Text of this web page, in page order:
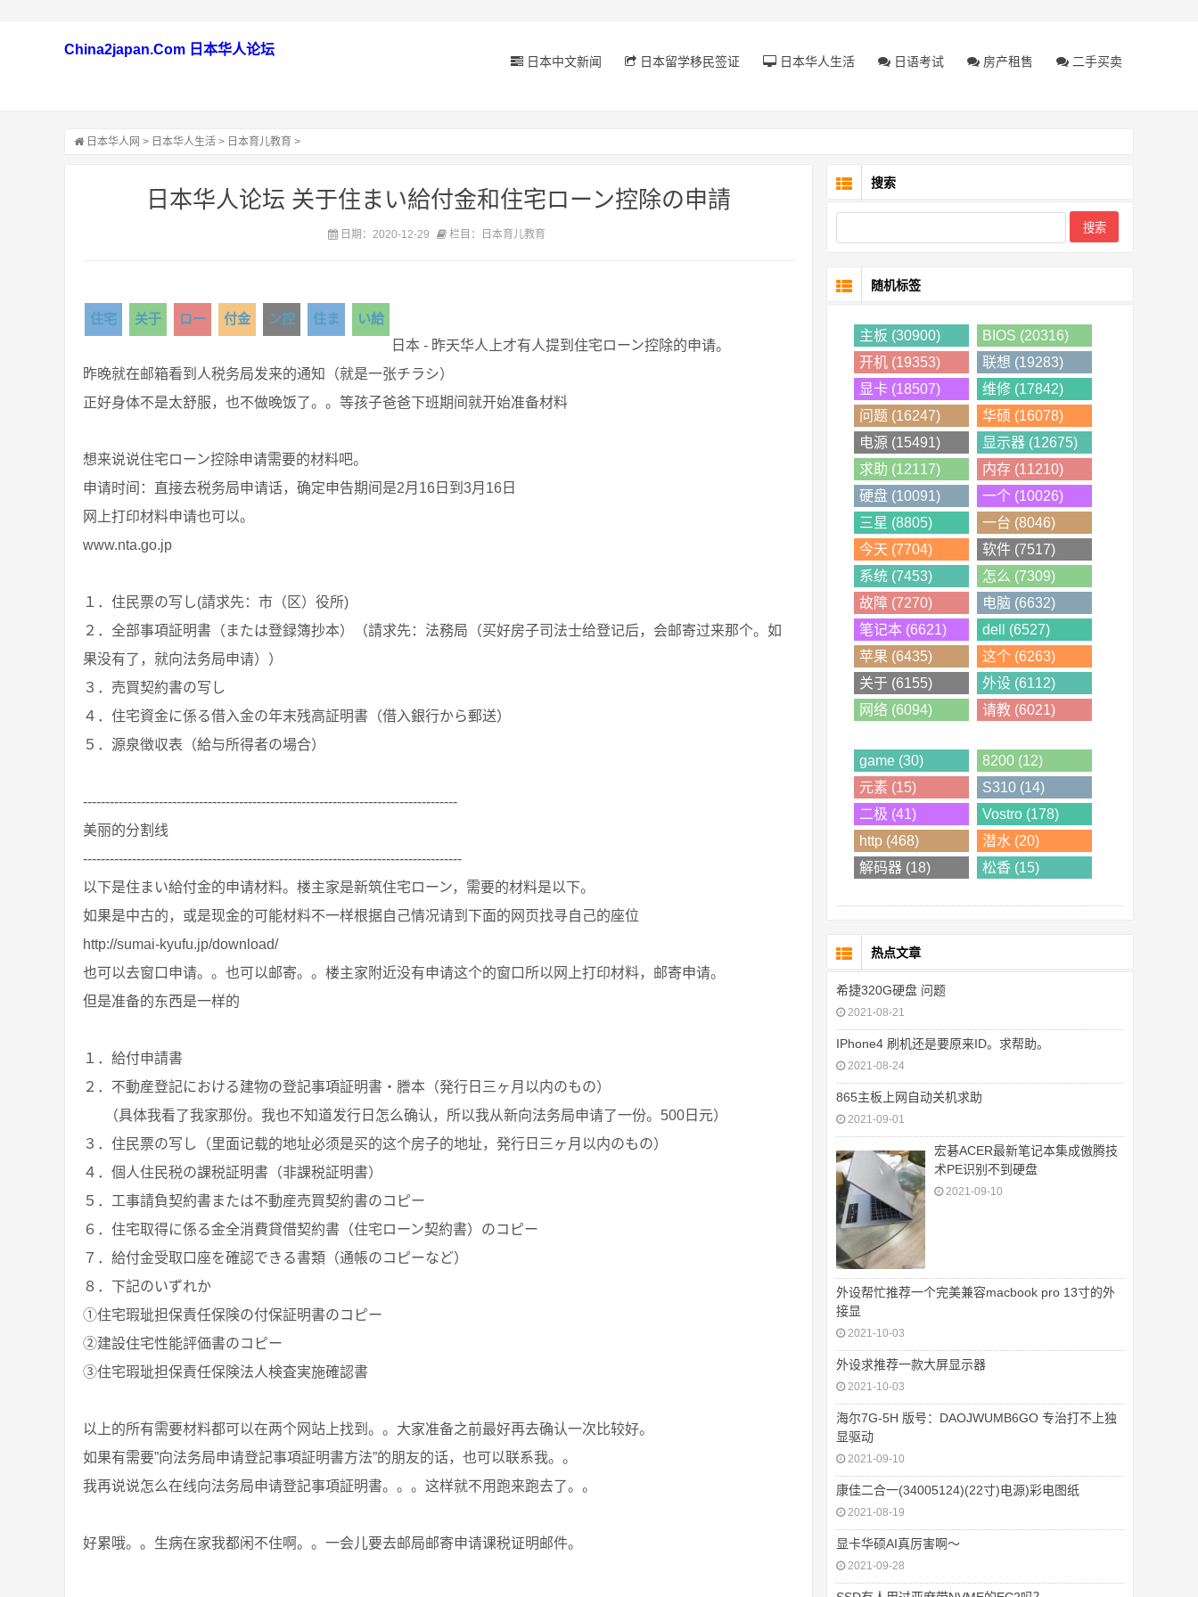
China2japan.Com 日本华人论坛
日本中文新闻 日本留学移民签证 日本华人生活 日语考试 房产租售 二手买卖
日本华人网 > 日本华人生活 > 日本育儿教育 >
日本华人论坛 关于住まい給付金和住宅ローン控除の申請
日期：2020-12-29 栏目：日本育儿教育
住宅 关于 ロー 付金 ン控 住ま
い給
日本 - 昨天华人上才有人提到住宅ローン控除的申请。
昨晚就在邮箱看到人税务局发来的通知（就是一张チラシ）
正好身体不是太舒服，也不做晚饭了。。等孩子爸爸下班期间就开始准备材料
想来说说住宅ローン控除申请需要的材料吧。
申请时间：直接去税务局申请话，确定申告期间是2月16日到3月16日
网上打印材料申请也可以。
www.nta.go.jp
１．住民票の写し(請求先：市（区）役所)
２．全部事項証明書（または登録簿抄本）（請求先：法務局（买好房子司法士给登记后，会邮寄过来那个。如
果没有了，就向法务局申请））
３．売買契約書の写し
４．住宅資金に係る借入金の年末残高証明書（借入銀行から郵送）
５．源泉徴収表（給与所得者の場合）
------------------------------------------------------------------------------------
美丽的分割线
-------------------------------------------------------------------------------------
以下是住まい給付金的申请材料。楼主家是新筑住宅ローン，需要的材料是以下。
如果是中古的，或是现金的可能材料不一样根据自己情况请到下面的网页找寻自己的座位
http://sumai-kyufu.jp/download/
也可以去窗口申请。。也可以邮寄。。楼主家附近没有申请这个的窗口所以网上打印材料，邮寄申请。
但是准备的东西是一样的
１．給付申請書
２．不動産登記における建物の登記事項証明書・謄本（発行日三ヶ月以内のもの）
（具体我看了我家那份。我也不知道发行日怎么确认，所以我从新向法务局申请了一份。500日元）
３．住民票の写し（里面记载的地址必须是买的这个房子的地址，発行日三ヶ月以内のもの）
４．個人住民税の課税証明書（非課税証明書）
５．工事請負契約書または不動産売買契約書のコピー
６．住宅取得に係る金全消費貸借契約書（住宅ローン契約書）のコピー
７．給付金受取口座を確認できる書類（通帳のコピーなど）
８．下記のいずれか
①住宅瑕玼担保責任保険の付保証明書のコピー
②建設住宅性能評価書のコピー
③住宅瑕玼担保責任保険法人検査実施確認書
以上的所有需要材料都可以在两个网站上找到。。大家准备之前最好再去确认一次比较好。
如果有需要”向法务局申请登記事項証明書方法”的朋友的话，也可以联系我。。
我再说说怎么在线向法务局申请登記事項証明書。。。这样就不用跑来跑去了。。
好累哦。。生病在家我都闲不住啊。。一会儿要去邮局邮寄申请课税证明邮件。
搜索
随机标签
主板 (30900)
BIOS (20316)
开机 (19353)
联想 (19283)
显卡 (18507)
维修 (17842)
问题 (16247)
华硕 (16078)
电源 (15491)
显示器 (12675)
求助 (12117)
内存 (11210)
硬盘 (10091)
一个 (10026)
三星 (8805)
一台 (8046)
今天 (7704)
软件 (7517)
系统 (7453)
怎么 (7309)
故障 (7270)
电脑 (6632)
笔记本 (6621)
dell (6527)
苹果 (6435)
这个 (6263)
关于 (6155)
外设 (6112)
网络 (6094)
请教 (6021)
game (30)
8200 (12)
元素 (15)
S310 (14)
二极 (41)
Vostro (178)
http (468)
潜水 (20)
解码器 (18)
松香 (15)
热点文章
希捷320G硬盘 问题
2021-08-21
IPhone4 刷机还是要原来ID。求帮助。
2021-08-24
865主板上网自动关机求助
2021-09-01
宏碁ACER最新笔记本集成傲腾技
术PE识别不到硬盘
2021-09-10
外设帮忙推荐一个完美兼容macbook pro 13寸的外
接显
2021-10-03
外设求推荐一款大屏显示器
2021-10-03
海尔7G-5H 版号：DAOJWUMB6GO 专治打不上独
显驱动
2021-09-10
康佳二合一(34005124)(22寸)电源)彩电图纸
2021-08-19
显卡华硕AI真厉害啊～
2021-09-28